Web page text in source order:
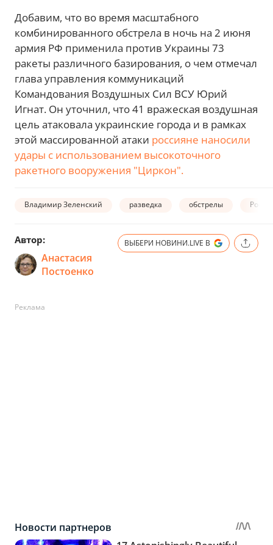
Добавим, что во время масштабного
комбинированного обстрела в ночь на 2 июня
армия РФ применила против Украины 73
ракеты различного базирования, о чем отмечал
глава управления коммуникаций
Командования Воздушных Сил ВСУ Юрий
Игнат. Он уточнил, что 41 вражеская воздушная
цель атаковала украинские города и в рамках
этой массированной атаки россияне наносили
удары с использованием высокоточного
ракетного вооружения "Циркон".
Владимир Зеленский разведка обстрелы
Автор:
Анастасия
Постоенко
ВЫБЕРИ НОВИНИ.LIVE В
Реклама